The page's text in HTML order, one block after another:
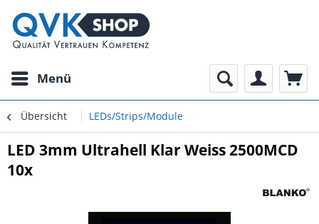
Menü
Übersicht LEDs/Strips/Module
LED 3mm Ultrahell Klar Weiss 2500MCD
10x